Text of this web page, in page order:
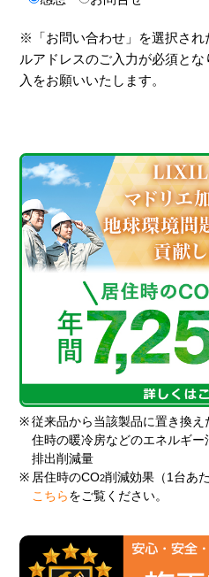
※「お問い合わせ」を選択され
ルアドレスのご入力が必須と
入をお願いいたします。
※ 従来品から当該製品に置き換
住時の暖冷房などのエネルギ
排出削減量
※ 居住時のCO2削減効果（1台あ
こちら をご覧ください。